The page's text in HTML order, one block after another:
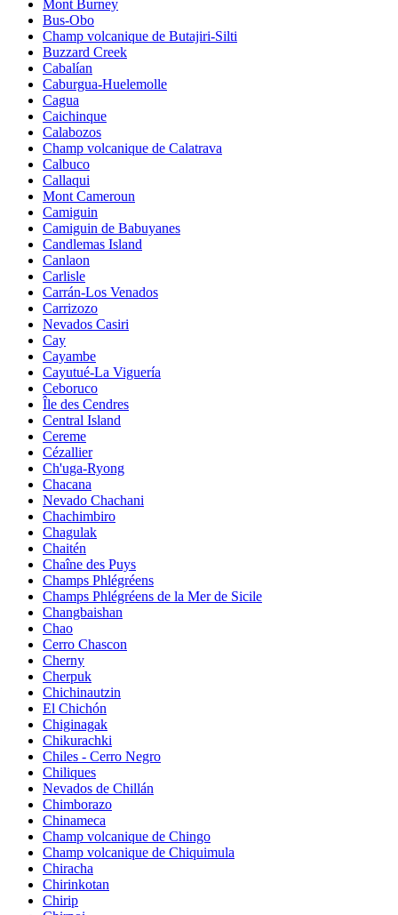
Mont Burney
Bus-Obo
Champ volcanique de Butajiri-Silti
Buzzard Creek
Cabalían
Caburgua-Huelemolle
Cagua
Caichinque
Calabozos
Champ volcanique de Calatrava
Calbuco
Callaqui
Mont Cameroun
Camiguin
Camiguin de Babuyanes
Candlemas Island
Canlaon
Carlisle
Carrán-Los Venados
Carrizozo
Nevados Casiri
Cay
Cayambe
Cayutué-La Viguería
Ceboruco
Île des Cendres
Central Island
Cereme
Cézallier
Ch'uga-Ryong
Chacana
Nevado Chachani
Chachimbiro
Chagulak
Chaitén
Chaîne des Puys
Champs Phlégréens
Champs Phlégréens de la Mer de Sicile
Changbaishan
Chao
Cerro Chascon
Cherny
Cherpuk
Chichinautzin
El Chichón
Chiginagak
Chikurachki
Chiles - Cerro Negro
Chiliques
Nevados de Chillán
Chimborazo
Chinameca
Champ volcanique de Chingo
Champ volcanique de Chiquimula
Chiracha
Chirinkotan
Chirip